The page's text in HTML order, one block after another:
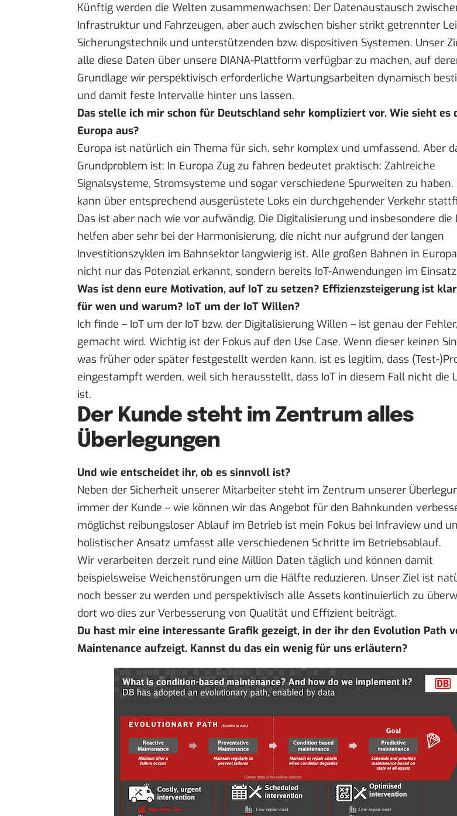
Künftig werden die Welten zusammenwachsen: Der Datenaustausch
Infrastruktur und Fahrzeugen, aber auch zwischen bisher strikt getrennter
Sicherungstechnik und unterstützenden bzw. dispositiven Systemen. Unser
alle diese Daten über unsere DIANA-Plattform verfügbar zu machen, auf
Grundlage wir perspektivisch erforderliche Wartungsarbeiten dynamisch
und damit feste Intervalle hinter uns lassen.
Das stelle ich mir schon für Deutschland sehr kompliziert vor. Wie sieht es
Europa aus?
Europa ist natürlich ein Thema für sich, sehr komplex und umfassend. Aber
Grundproblem ist: In Europa Zug zu fahren bedeutet praktisch: Zahlreiche
Signalsysteme, Stromsysteme und sogar verschiedene Spurweiten zu haben.
kann über entsprechend ausgerüstete Loks ein durchgehender Verkehr
Das ist aber nach wie vor aufwändig. Die Digitalisierung und insbesondere die
helfen aber sehr bei der Harmonisierung, die nicht nur aufgrund der langen
Investitionszyklen im Bahnsektor langwierig ist. Alle großen Bahnen in
nicht nur das Potenzial erkannt, sondern bereits IoT-Anwendungen im
Was ist denn eure Motivation, auf IoT zu setzen? Effizienzsteigerung ist
für wen und warum? IoT um der IoT Willen?
Ich finde – IoT um der IoT bzw. der Digitalisierung Willen – ist genau der
gemacht wird. Wichtig ist der Fokus auf den Use Case. Wenn dieser keinen
was früher oder später festgestellt werden kann, ist es legitim, dass (Test-
eingestampft werden, weil sich herausstellt, dass IoT in diesem Fall nicht die
ist.
Der Kunde steht im Zentrum alles
Überlegungen
Und wie entscheidet ihr, ob es sinnvoll ist?
Neben der Sicherheit unserer Mitarbeiter steht im Zentrum unserer
immer der Kunde – wie können wir das Angebot für den Bahnkunden
möglichst reibungsloser Ablauf im Betrieb ist mein Fokus bei Infraview und
holistischer Ansatz umfasst alle verschiedenen Schritte im Betriebsablauf.
Wir verarbeiten derzeit rund eine Million Daten täglich und können damit
beispielsweise Weichenstörungen um die Hälfte reduzieren. Unser Ziel ist
noch besser zu werden und perspektivisch alle Assets kontinuierlich zu
dort wo dies zur Verbesserung von Qualität und Effizient beiträgt.
Du hast mir eine interessante Grafik gezeigt, in der ihr den Evolution Path
Maintenance aufzeigt. Kannst du das ein wenig für uns erläutern?